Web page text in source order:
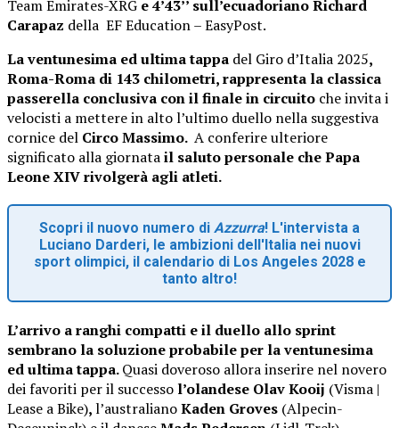
Team Emirates-XRG e 4’43’’ sull’ecuadoriano Richard
Carapaz della EF Education – EasyPost.
La ventunesima ed ultima tappa del Giro d’Italia 2025,
Roma-Roma di 143 chilometri, rappresenta la classica
passerella conclusiva con il finale in circuito che invita i
velocisti a mettere in alto l’ultimo duello nella suggestiva
cornice del Circo Massimo. A conferire ulteriore
significato alla giornatail saluto personale che Papa
Leone XIV rivolgerà agli atleti.
Scopri il nuovo numero di Azzurra! L'intervista a
Luciano Darderi, le ambizioni dell'Italia nei nuovi
sport olimpici, il calendario di Los Angeles 2028 e
tanto altro!
L’arrivo a ranghi compatti e il duello allo sprint
sembrano la soluzione probabile per la ventunesima
ed ultima tappa.Quasi doveroso allora inserire nel novero
dei favoriti per il successo l’olandese Olav Kooij (Visma |
Lease a Bike),l’australianoKaden Groves (Alpecin-